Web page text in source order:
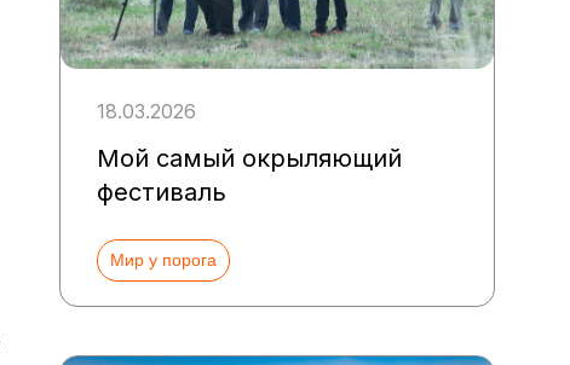
18.03.2026
Мой самый окрыляющий
фестиваль
Мир у порога